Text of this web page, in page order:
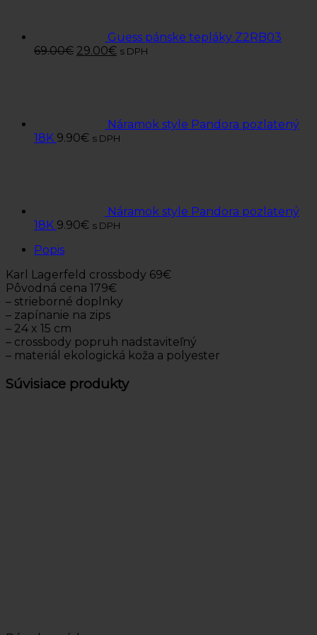
Guess pánske tepláky Z2RB03
69.00€ 29.00€ s DPH
Náramok style Pandora pozlatený
18K 9.90€ s DPH
Náramok style Pandora pozlatený
18K 9.90€ s DPH
Popis
Karl Lagerfeld crossbody 69€
Pôvodná cena 179€
– strieborné doplnky
– zapínanie na zips
– 24 x 15 cm
– crossbody popruh nadstaviteľný
– materiál ekologická koža a polyester
Súvisiace produkty